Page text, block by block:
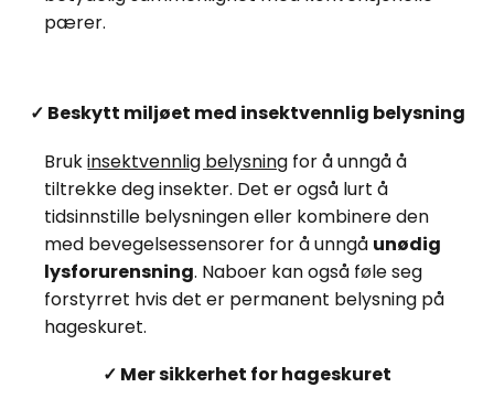
pærer.
✓ Beskytt miljøet med insektvennlig belysning
Brukinsektvennlig belysning for å unngå å
tiltrekke deg insekter. Det er også lurt å
tidsinnstille belysningen eller kombinere den
med bevegelsessensorer for å unngå unødig
lysforurensning. Naboer kan også føle seg
forstyrret hvis det er permanent belysning på
hageskuret.
✓ Mer sikkerhet for hageskuret